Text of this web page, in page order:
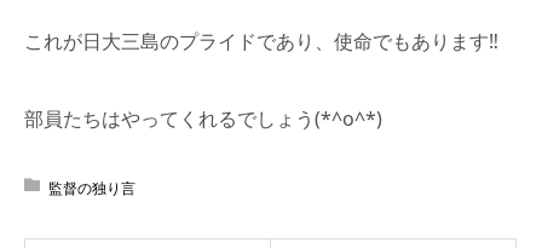
これが日大三島のプライドであり、使命でもあります‼︎
部員たちはやってくれるでしょう(*^o^*)
監督の独り言